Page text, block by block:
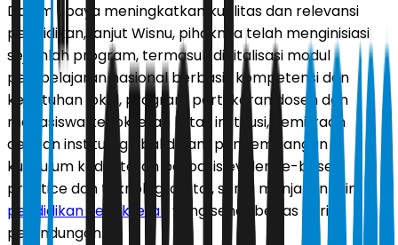
Dalam upaya meningkatkan kualitas dan relevansi
pendidikan, lanjut Wisnu, pihaknya telah menginisiasi
sejumlah program, termasuk digitalisasi modul
pembelajaran nasional berbasis kompetensi dan
kebutuhan lokal, program pertukaran dosen dan
mahasiswa kedokteran lintas institusi, kemitraan
dengan institusi global dalam pengembangan
kurikulum kedokteran berbasis evidence-based
practice dan teknologi digital, serta menjamin iklim
pendidikan kedokteran yang sehat bebas dari
perundungan.